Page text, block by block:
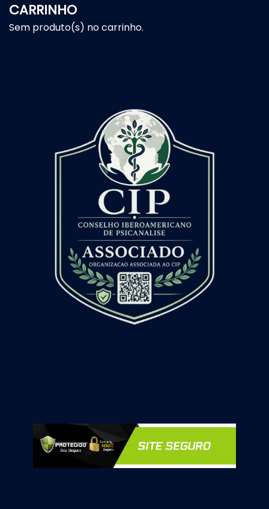
CARRINHO
Sem produto(s) no carrinho.